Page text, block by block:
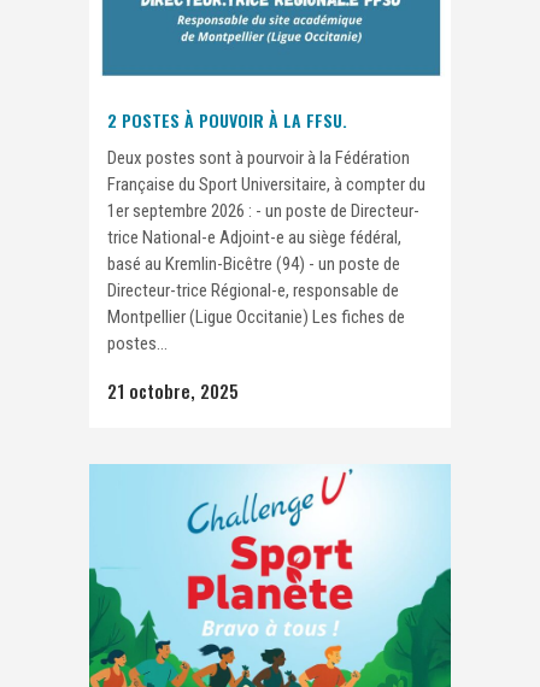
2 POSTES À POUVOIR À LA FFSU.
Deux postes sont à pourvoir à la Fédération
Française du Sport Universitaire, à compter du
1er septembre 2026 : - un poste de Directeur-
trice National-e Adjoint-e au siège fédéral,
basé au Kremlin-Bicêtre (94) - un poste de
Directeur-trice Régional-e, responsable de
Montpellier (Ligue Occitanie) Les fiches de
postes...
21 octobre, 2025